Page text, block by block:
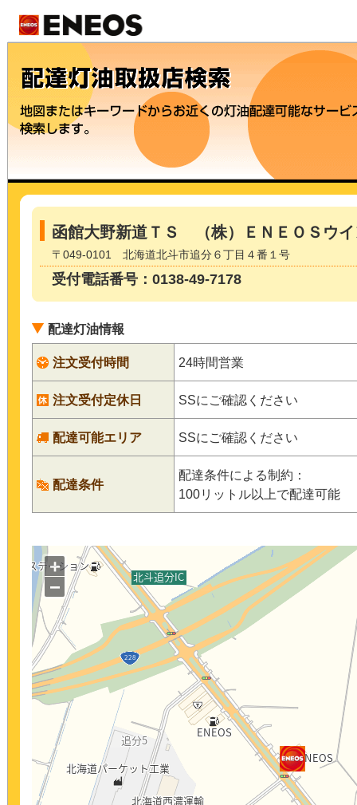
函館大野新道ＴＳ （株）ＥＮＥＯＳウ
〒049-0101 北海道北斗市追分６丁目４番１号
受付電話番号：0138-49-7178
配達灯油情報
注文受付時間 24時間営業
注文受付定休日 SSにご確認ください
配達可能エリア SSにご確認ください
配達条件
配達条件による制約：
100リットル以上で配達可能
+
−